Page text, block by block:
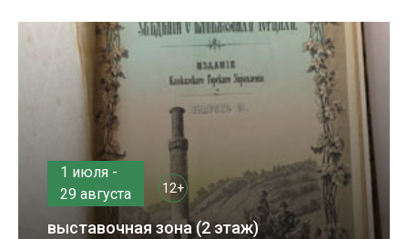
1 июля -
29 августа
12+
выставочная зона (2 этаж)